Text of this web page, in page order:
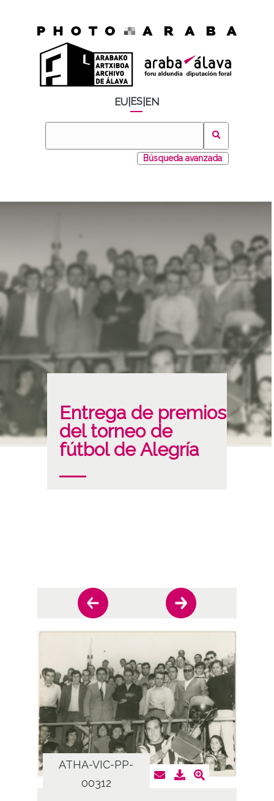
EU ES EN
Búsqueda avanzada
Entrega de premios
del torneo de
fútbol de Alegría
ATHA-VIC-PP-
00312